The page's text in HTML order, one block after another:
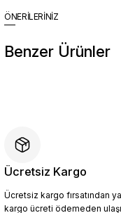
ÖNERİLERİNİZ
Benzer Ürünler
4.409,10 TL
4.899,00 TL
Sepete
Ücretsiz Kargo
Ücretsiz kargo fırsatından
kargo ücreti ödemeden